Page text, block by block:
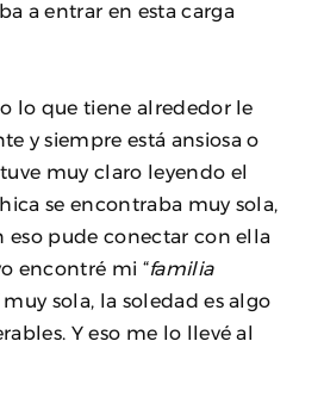
a entrar en esta carga
lo que tiene alrededor le
y siempre está ansiosa o
muy claro leyendo el
se encontraba muy sola,
eso pude conectar con ella
encontré mi “familia
muy sola, la soledad es algo
Y eso me lo llevé al